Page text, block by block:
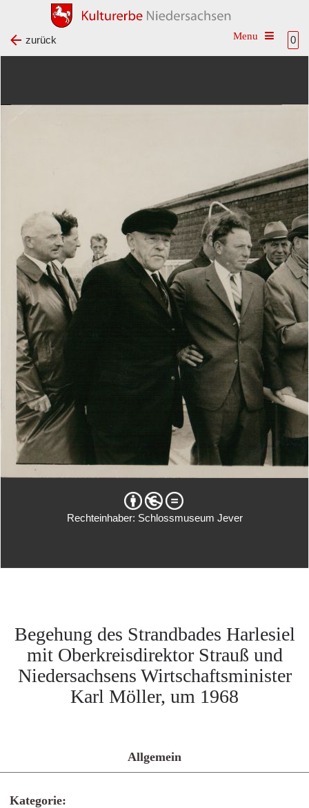
0
Toggle
zurück
Rechteinhaber: Schlossmuseum Jever
Begehung des Strandbades Harlesiel
mit Oberkreisdirektor Strauß und
Niedersachsens Wirtschaftsminister
Karl Möller, um 1968
Allgemein
Kategorie: